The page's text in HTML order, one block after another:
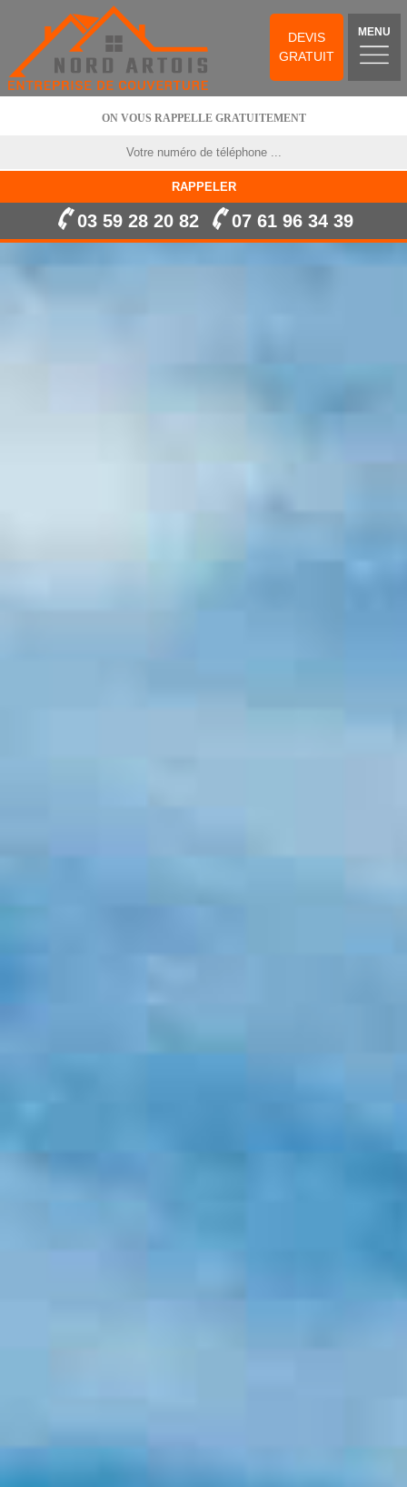
DEVIS
GRATUIT
MENU
ON VOUS RAPPELLE GRATUITEMENT
03 59 28 20 82 07 61 96 34 39